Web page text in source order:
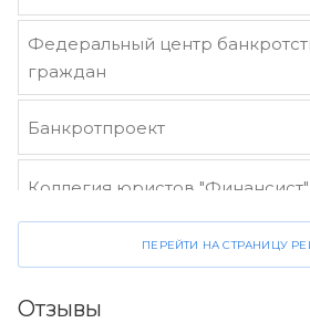
Федеральный центр
граждан
Банкротпроект
Коллегия юристов "Финансист"
ПЕРЕЙТИ НА СТРАНИЦУ
Отзывы